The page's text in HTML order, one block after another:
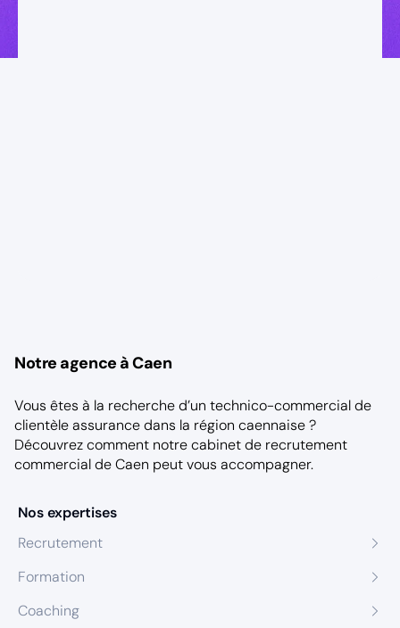
Notre agence à Caen
Vous êtes à la recherche d’un technico-commercial de
clientèle assurance dans la région caennaise ?
Découvrez comment notrecabinet de recrutement
commercial de Caen peut vous accompagner.
Nos expertises
Recrutement
Formation
Coaching